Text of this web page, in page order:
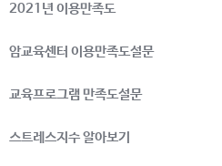
2021년 이용만족도
암교육센터 이용만족도설문
교육프로그램 만족도설문
스트레스지수 알아보기